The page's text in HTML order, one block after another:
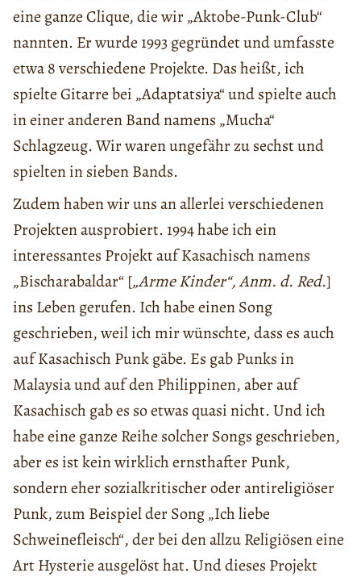
eine ganze Clique, die wir „Aktobe-Punk-Club“
nannten. Er wurde 1993 gegründet und umfasste
etwa 8 verschiedene Projekte. Das heißt, ich
spielte Gitarre bei „Adaptatsiya“ und spielte auch
in einer anderen Band namens „Mucha“
Schlagzeug. Wir waren ungefähr zu sechst und
spielten in sieben Bands.
Zudem haben wir uns an allerlei verschiedenen
Projekten ausprobiert. 1994 habe ich ein
interessantes Projekt auf Kasachisch namens
„Bischarabaldar“ [„Arme Kinder“, Anm. d. Red.]
ins Leben gerufen. Ich habe einen Song
geschrieben, weil ich mir wünschte, dass es auch
auf Kasachisch Punk gäbe. Es gab Punks in
Malaysia und auf den Philippinen, aber auf
Kasachisch gab es so etwas quasi nicht. Und ich
habe eine ganze Reihe solcher Songs geschrieben,
aber es ist kein wirklich ernsthafter Punk,
sondern eher sozialkritischer oder antireligiöser
Punk, zum Beispiel der Song „Ich liebe
Schweinefleisch“, der bei den allzu Religiösen eine
Art Hysterie ausgelöst hat. Und dieses Projekt